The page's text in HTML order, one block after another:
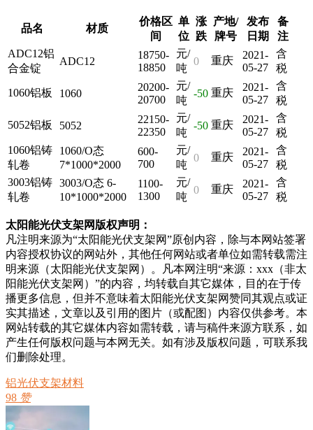
品名 材质
价格区
间
单
位
涨
跌
产地/
牌号
发布
日期
备
注
ADC12铝
合金锭
ADC12
18750-
18850
元/
吨
0 重庆
2021-
05-27
含
税
1060铝板 1060
20200-
20700
元/
吨
-50 重庆
2021-
05-27
含
税
5052铝板 5052
22150-
22350
元/
吨
-50 重庆
2021-
05-27
含
税
1060铝铸
轧卷
1060/O态
7*1000*2000
600-
700
元/
吨
0 重庆
2021-
05-27
含
税
3003铝铸
轧卷
3003/O态 6-
10*1000*2000
1100-
1300
元/
吨
0 重庆
2021-
05-27
含
税
太阳能光伏支架网版权声明：
凡注明来源为“太阳能光伏支架网”原创内容，除与本网站签署
内容授权协议的网站外，其他任何网站或者单位如需转载需注
明来源（太阳能光伏支架网）。凡本网注明“来源：xxx（非太
阳能光伏支架网）”的内容，均转载自其它媒体，目的在于传
播更多信息，但并不意味着太阳能光伏支架网赞同其观点或证
实其描述，文章以及引用的图片（或配图）内容仅供参考。本
网站转载的其它媒体内容如需转载，请与稿件来源方联系，如
产生任何版权问题与本网无关。如有涉及版权问题，可联系我
们删除处理。
铝光伏支架材料
98 赞